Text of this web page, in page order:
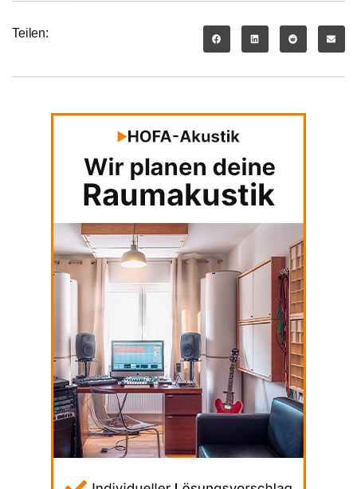
Teilen: